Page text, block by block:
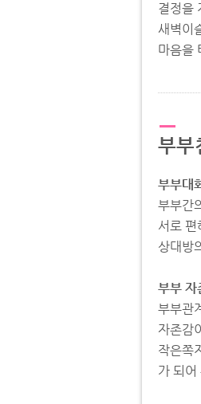
결정을
새벽이
마음을
부부
부부대
부부간
서로
상대방
부부 자
부부관
자존감
작은쪽
가 되어